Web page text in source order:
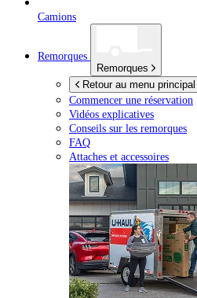
Camions
Remorques
Remorques
Retour au menu principal
Commencer une réservation
Vidéos explicatives
Conseils sur les remorques
FAQ
Attaches et accessoires